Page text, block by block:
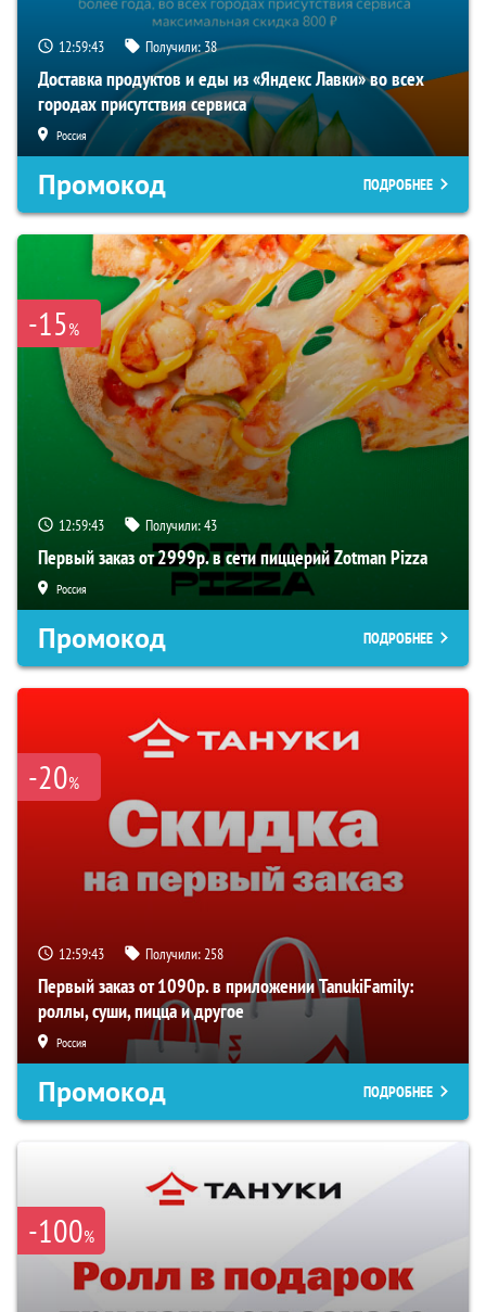
12:59:42 Получили:38
Доставка продуктов и еды из «Яндекс Лавки» во всех
городах присутствия сервиса
Россия
Промокод ПОДРОБНЕЕ
-15%
12:59:42 Получили:43
Первый заказ от 2999р. в сети пиццерий Zotman Pizza
Россия
Промокод ПОДРОБНЕЕ
-20%
12:59:42 Получили:258
Первый заказ от 1090р. в приложении TanukiFamily:
роллы, суши, пицца и другое
Россия
Промокод ПОДРОБНЕЕ
-100%